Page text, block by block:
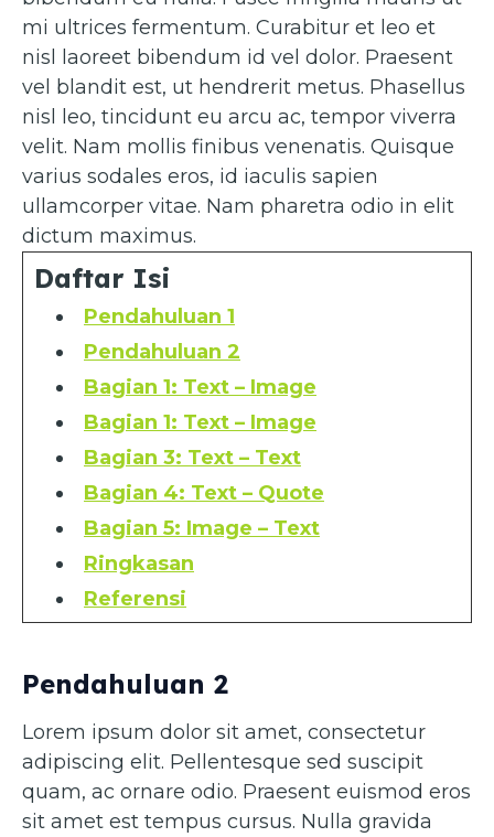
mi ultrices fermentum. Curabitur et leo et
nisl laoreet bibendum id vel dolor. Praesent
vel blandit est, ut hendrerit metus. Phasellus
nisl leo, tincidunt eu arcu ac, tempor viverra
velit. Nam mollis finibus venenatis. Quisque
varius sodales eros, id iaculis sapien
ullamcorper vitae. Nam pharetra odio in elit
dictum maximus.
Daftar Isi
Pendahuluan 1
Pendahuluan 2
Bagian 1: Text – Image
Bagian 1: Text – Image
Bagian 3: Text – Text
Bagian 4: Text – Quote
Bagian 5: Image – Text
Ringkasan
Referensi
Pendahuluan 2
Lorem ipsum dolor sit amet, consectetur
adipiscing elit. Pellentesque sed suscipit
quam, ac ornare odio. Praesent euismod eros
sit amet est tempus cursus. Nulla gravida